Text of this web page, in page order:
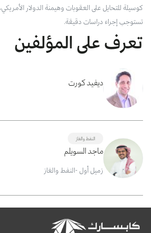
كوسيلةللتحايلعلىالعقوباتوهيمنةالدولار الأمريكي،
تستوجبإجراء دراساتدقيقة.
تعرف على المؤلفين
ديفيد كورت
النفط والغاز
ماجد السويلم
زميل أول -النفط والغاز